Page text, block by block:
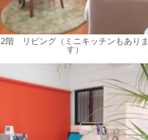
2階 リビング（ミニキッチンもありま
す）